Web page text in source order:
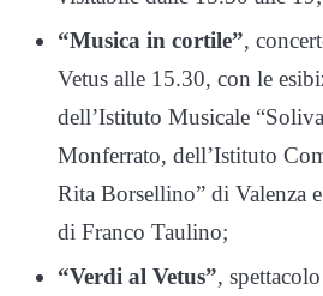
“Musica in cortile”,
Vetus alle 15.30, con le
dell’Istituto Musicale
Monferrato, dell’Istituto
Rita Borsellino” di Valenza
di Franco Taulino;
“Verdi al Vetus”,